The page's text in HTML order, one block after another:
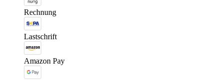
Rechnung
Lastschrift
Amazon Pay